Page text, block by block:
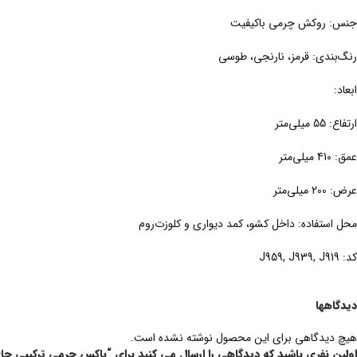
جنس: روکش چرمی باکیفیت
رنگ‌بندی: قرمز، نارنجی، طوسی
ابعاد:
ارتفاع: 55 میلی‌متر
عمق: 410 میلی‌متر
عرض: 200 میلی‌متر
محل استفاده: داخل کشو، کمد دیواری و کلوزت‌روم
کد: J959, J939, J919
دیدگاهها
هیچ دیدگاهی برای این محصول نوشته نشده است.